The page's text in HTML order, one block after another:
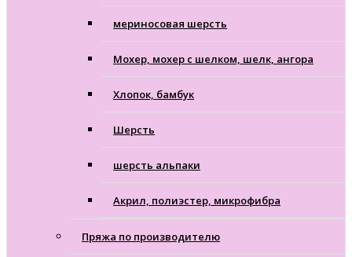
мериносовая шерсть
Мохер, мохер с шелком, шелк, ангора
Хлопок, бамбук
Шерсть
шерсть альпаки
Акрил, полиэстер, микрофибра
Пряжа по производителю